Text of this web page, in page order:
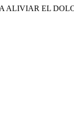
ALIVIAR EL